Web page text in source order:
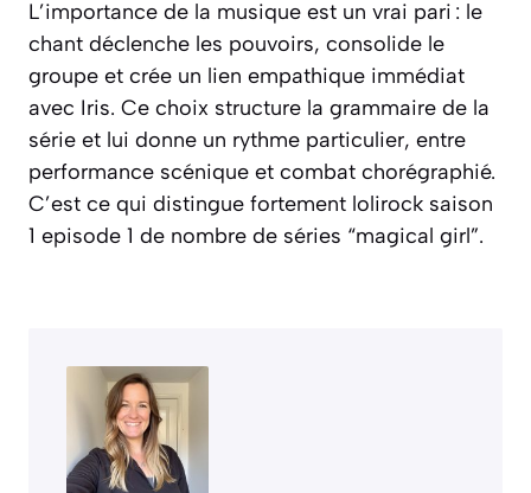
L’importance de la musique est un vrai pari : le
chant déclenche les pouvoirs, consolide le
groupe et crée un lien empathique immédiat
avec Iris. Ce choix structure la grammaire de la
série et lui donne un rythme particulier, entre
performance scénique et combat chorégraphié.
C’est ce qui distingue fortement lolirock saison
1 episode 1 de nombre de séries “magical girl”.